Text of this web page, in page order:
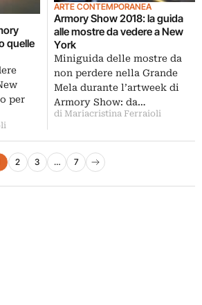
quelle
per
ARTE CONTEMPORANEA
Armory Show 2018: la guida
alle mostre da vedere a New
York
Miniguida delle mostre da
non perdere nella Grande
Mela durante l’artweek di
Armory Show: da…
di Mariacristina Ferraioli
articoli
2 3 … 7
Pagina successiva